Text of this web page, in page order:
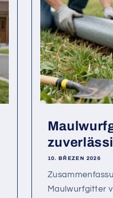
10. BŘEZEN 2026
Maulwurfgitter